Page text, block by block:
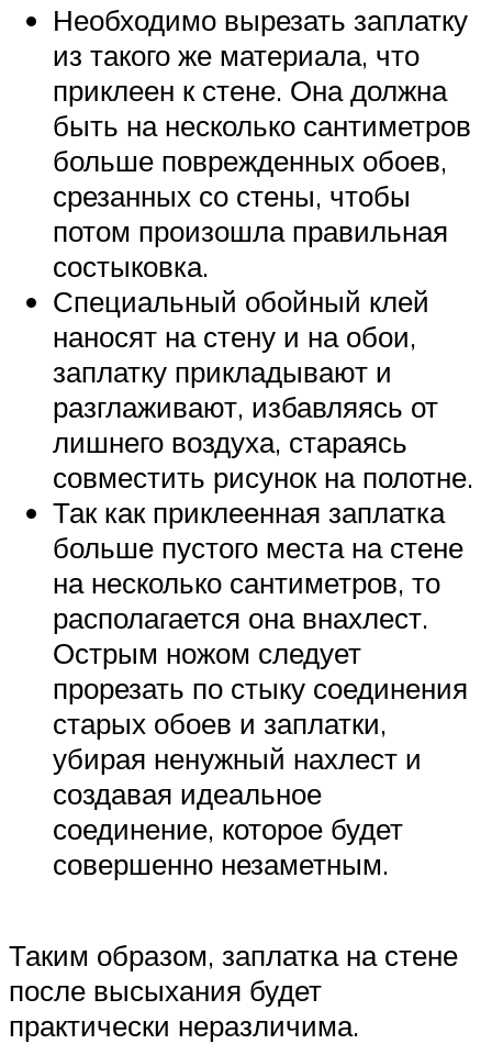
Необходимо вырезать заплатку
из такого же материала, что
приклеен к стене. Она должна
быть на несколько сантиметров
больше поврежденных обоев,
срезанных со стены, чтобы
потом произошла правильная
состыковка.
Специальный обойный клей
наносят на стену и на обои,
заплатку прикладывают и
разглаживают, избавляясь от
лишнего воздуха, стараясь
совместить рисунок на полотне.
Так как приклеенная заплатка
больше пустого места на стене
на несколько сантиметров, то
располагается она внахлест.
Острым ножом следует
прорезать по стыку соединения
старых обоев и заплатки,
убирая ненужный нахлест и
создавая идеальное
соединение, которое будет
совершенно незаметным.
Таким образом, заплатка на стене
после высыхания будет
практически неразличима.